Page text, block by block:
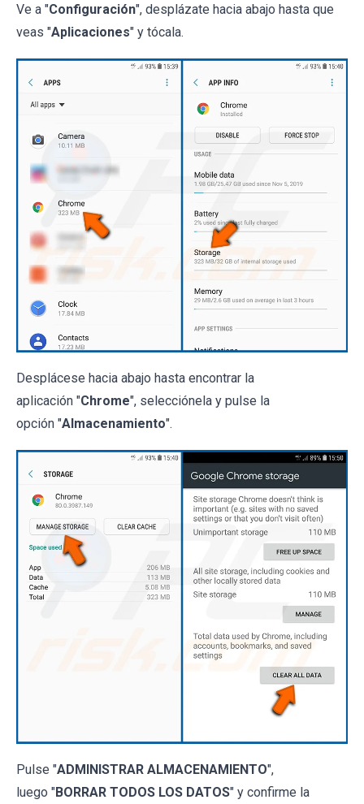
Ve a "Configuración", desplázate hacia abajo hasta que
veas "Aplicaciones" y tócala.
Desplácese hacia abajo hasta encontrar la
aplicación "Chrome", selecciónela y pulse la
opción "Almacenamiento".
Pulse "ADMINISTRAR ALMACENAMIENTO",
luego "BORRAR TODOS LOS DATOS" y confirme la